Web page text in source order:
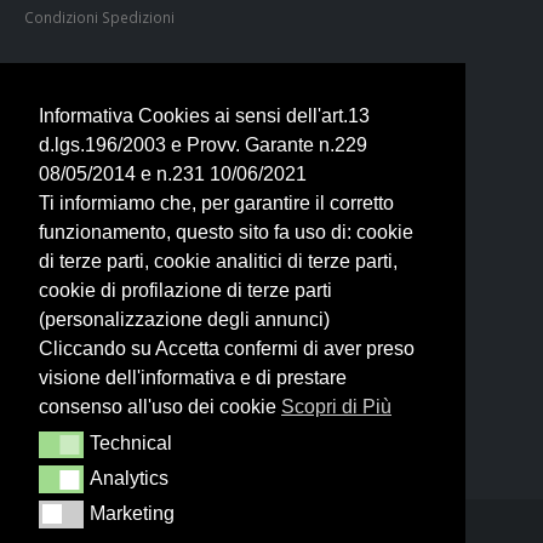
Condizioni Spedizioni
Tel. 0744 400401
+39 351 6192900
armeriaitalia@libero.it
LUN 15:30 - 19:30
Dal MAR al SAB
9:00 - 13:00 | 15:30 - 19:30
Domenica chiuso
ARMERIA ITALIA SRL
Via B. Brin, 74 - TERNI - ITALIA
P.IVA 01649090550
N.REA TR-113722
Informativa Cookies ai sensi dell'art.13
d.lgs.196/2003 e Provv. Garante n.229
08/05/2014 e n.231 10/06/2021
Ti informiamo che, per garantire il corretto
funzionamento, questo sito fa uso di: cookie
di terze parti, cookie analitici di terze parti,
cookie di profilazione di terze parti
(personalizzazione degli annunci)
Cliccando su Accetta confermi di aver preso
visione dell'informativa e di prestare
consenso all'uso dei cookie Scopri di Più
TechnicalTechnical
AnalyticsAnalytics
MarketingMarketing